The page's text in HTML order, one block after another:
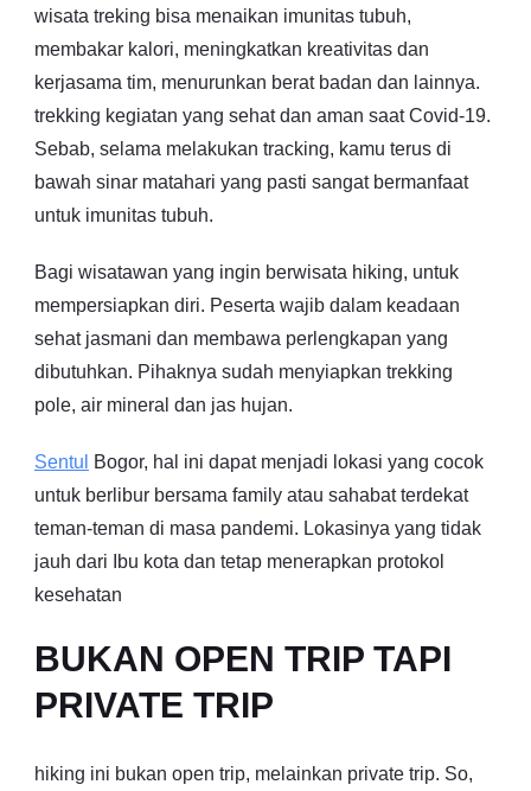
wisata treking bisa menaikan imunitas tubuh,
membakar kalori, meningkatkan kreativitas dan
kerjasama tim, menurunkan berat badan dan lainnya.
trekking kegiatan yang sehat dan aman saat Covid-19.
Sebab, selama melakukan tracking, kamu terus di
bawah sinar matahari yang pasti sangat bermanfaat
untuk imunitas tubuh.
Bagi wisatawan yang ingin berwisata hiking, untuk
mempersiapkan diri. Peserta wajib dalam keadaan
sehat jasmani dan membawa perlengkapan yang
dibutuhkan. Pihaknya sudah menyiapkan trekking
pole, air mineral dan jas hujan.
Sentul
Bogor, hal ini dapat menjadi lokasi yang cocok
untuk berlibur bersama family atau sahabat terdekat
teman-teman di masa pandemi. Lokasinya yang tidak
jauh dari Ibu kota dan tetap menerapkan protokol
kesehatan
BUKAN OPEN TRIP TAPI
PRIVATE TRIP
hiking ini bukan open trip, melainkan private trip. So,